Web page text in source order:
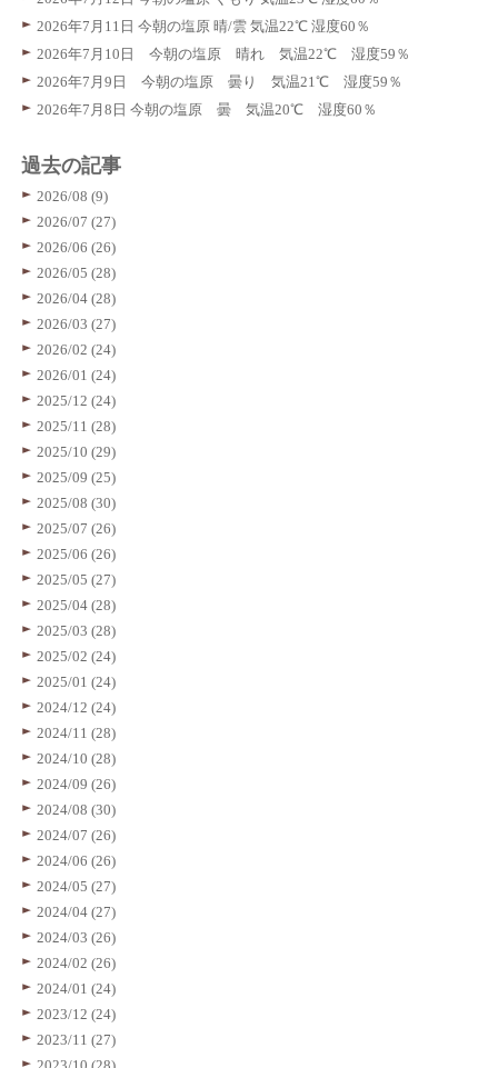
2026年7月11日 今朝の塩原 晴/雲 気温22℃ 湿度60％
2026年7月10日 今朝の塩原 晴れ 気温22℃ 湿度59％
2026年7月9日 今朝の塩原 曇り 気温21℃ 湿度59％
2026年7月8日 今朝の塩原 曇 気温20℃ 湿度60％
過去の記事
2026/08 (9)
2026/07 (27)
2026/06 (26)
2026/05 (28)
2026/04 (28)
2026/03 (27)
2026/02 (24)
2026/01 (24)
2025/12 (24)
2025/11 (28)
2025/10 (29)
2025/09 (25)
2025/08 (30)
2025/07 (26)
2025/06 (26)
2025/05 (27)
2025/04 (28)
2025/03 (28)
2025/02 (24)
2025/01 (24)
2024/12 (24)
2024/11 (28)
2024/10 (28)
2024/09 (26)
2024/08 (30)
2024/07 (26)
2024/06 (26)
2024/05 (27)
2024/04 (27)
2024/03 (26)
2024/02 (26)
2024/01 (24)
2023/12 (24)
2023/11 (27)